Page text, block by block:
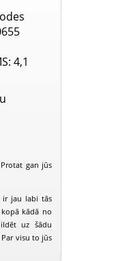
: 4,1
gan jūs
ir jau labi tās
kādā no
uz šādu
visu to jūs